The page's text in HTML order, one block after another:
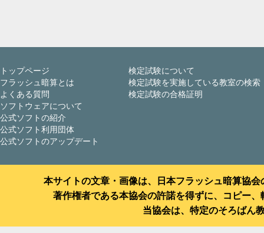
トップページ
フラッシュ暗算とは
よくある質問
ソフトウェアについて
公式ソフトの紹介
公式ソフト利用団体
公式ソフトのアップデート
検定試験について
検定試験を実施している教室の検索
検定試験の合格証明
本サイトの文章・画像は、日本フラッシュ暗算協
著作権者である本協会の許諾を得ずに、コピー
当協会は、特定のそろばん